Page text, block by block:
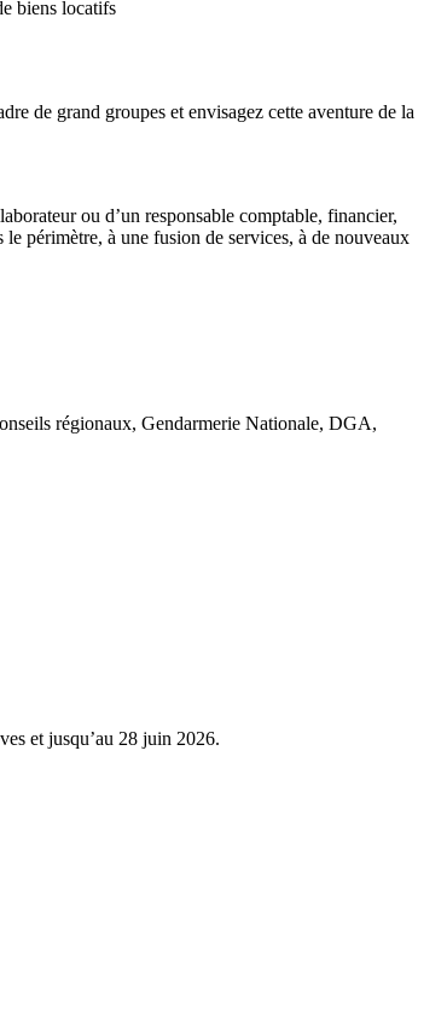
biens locatifs
de grand groupes et envisagez cette aventure de la
ou d’un responsable comptable, financier,
périmètre, à une fusion de services, à de nouveaux
régionaux, Gendarmerie Nationale, DGA,
et jusqu’au 28 juin 2026.